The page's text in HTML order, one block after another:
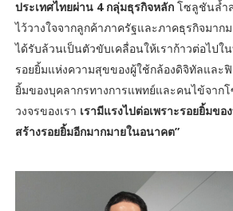
ประเทศไทยผ่าน 4 กลุ่มธุรกิจหลัก โซลูชันล้ำ
ไว้วางใจจากลูกค้าภาครัฐและภาคธุรกิจมาก
ได้รับล้วนเป็นตัวขับเคลื่อนให้เราก้าวต่อไปใ
รอยยิ้มแห่งความสุขของผู้ใช้กล้องดิจิทัลและ
ยิ้มของบุคลากรทางการแพทย์และคนไข้จาก
วงจรของเรา เรามีแรงไปต่อเพราะรอยยิ้มข
สร้างรอยยิ้มอีกมากมายในอนาคต”